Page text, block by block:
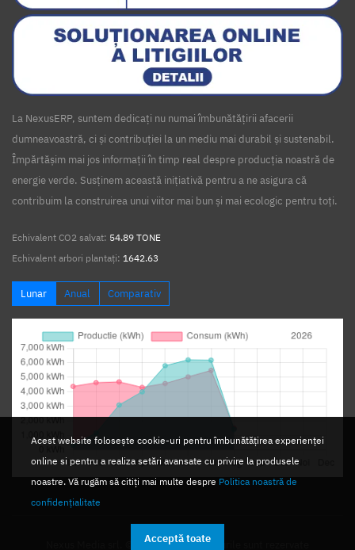
Acest website folosește cookie-uri pentru îmbunătățirea experienței
online si pentru a realiza setări avansate cu privire la produsele
noastre. Vă rugăm să citiți mai multe despre Politica noastră de
confidențialitate
Acceptă toate
La NexusERP, suntem dedicați nu numai îmbunătățirii afacerii
dumneavoastră, ci și contribuției la un mediu mai durabil și sustenabil.
Împărtășim mai jos informații în timp real despre producția noastră de
energie verde. Susținem această inițiativă pentru a ne asigura că
contribuim la construirea unui viitor mai bun și mai ecologic pentru toți.
Echivalent CO2 salvat: 54.89 TONE
Echivalent arbori plantați: 1642.63
Lunar Anual Comparativ
Nexus Media srl. © 2026. Toate drepturile sunt rezervate